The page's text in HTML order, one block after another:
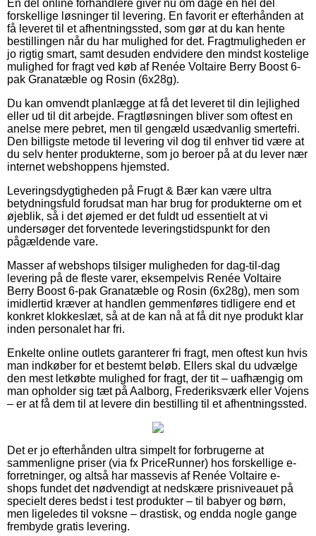
En del online forhandlere giver nu om dage en hel del
forskellige løsninger til levering. En favorit er efterhånden at
få leveret til et afhentningssted, som gør at du kan hente
bestillingen når du har mulighed for det. Fragtmuligheden er
jo rigtig smart, samt desuden endvidere den mindst kostelige
mulighed for fragt ved køb af Renée Voltaire Berry Boost 6-
pak Granatæble og Rosin (6x28g).
Du kan omvendt planlægge at få det leveret til din lejlighed
eller ud til dit arbejde. Fragtløsningen bliver som oftest en
anelse mere pebret, men til gengæld usædvanlig smertefri.
Den billigste metode til levering vil dog til enhver tid være at
du selv henter produkterne, som jo beroer på at du lever nær
internet webshoppens hjemsted.
Leveringsdygtigheden på Frugt & Bær kan være ultra
betydningsfuld forudsat man har brug for produkterne om et
øjeblik, så i det øjemed er det fuldt ud essentielt at vi
undersøger det forventede leveringstidspunkt for den
pågældende vare.
Masser af webshops tilsiger muligheden for dag-til-dag
levering på de fleste varer, eksempelvis Renée Voltaire
Berry Boost 6-pak Granatæble og Rosin (6x28g), men som
imidlertid kræver at handlen gemmenføres tidligere end et
konkret klokkeslæt, så at de kan nå at få dit nye produkt klar
inden personalet har fri.
Enkelte online outlets garanterer fri fragt, men oftest kun hvis
man indkøber for et bestemt beløb. Ellers skal du udvælge
den mest letkøbte mulighed for fragt, der tit – uafhængig om
man opholder sig tæt på Aalborg, Frederiksværk eller Vojens
– er at få dem til at levere din bestilling til et afhentningssted.
Det er jo efterhånden ultra simpelt for forbrugerne at
sammenligne priser (via fx PriceRunner) hos forskellige e-
forretninger, og altså har massevis af Renée Voltaire e-
shops fundet det nødvendigt at nedskære prisniveauet på
specielt deres bedst i test produkter – til babyer og børn,
men ligeledes til voksne – drastisk, og endda nogle gange
frembyde gratis levering.